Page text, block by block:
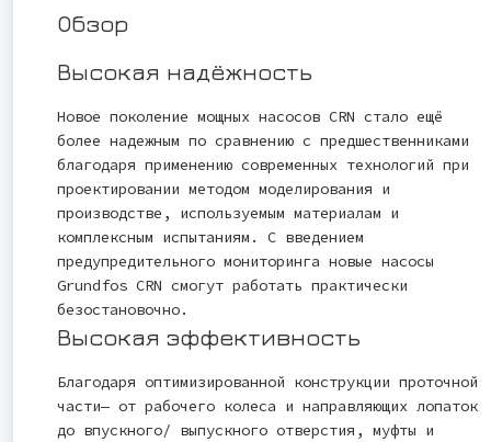
Обзор
Высокая надёжность
Новое поколение мощных насосов CRN стало ещё
более надежным по сравнению с предшественниками
благодаря применению современных технологий при
проектировании методом моделирования и
производстве, используемым материалам и
комплексным испытаниям. С введением
предупредительного мониторинга новые насосы
Grundfos CRN смогут работать практически
безостановочно.
Высокая эффективность
Благодаря оптимизированной конструкции проточной
части— от рабочего колеса и направляющих лопаток
до впускного/ выпускного отверстия, муфты и